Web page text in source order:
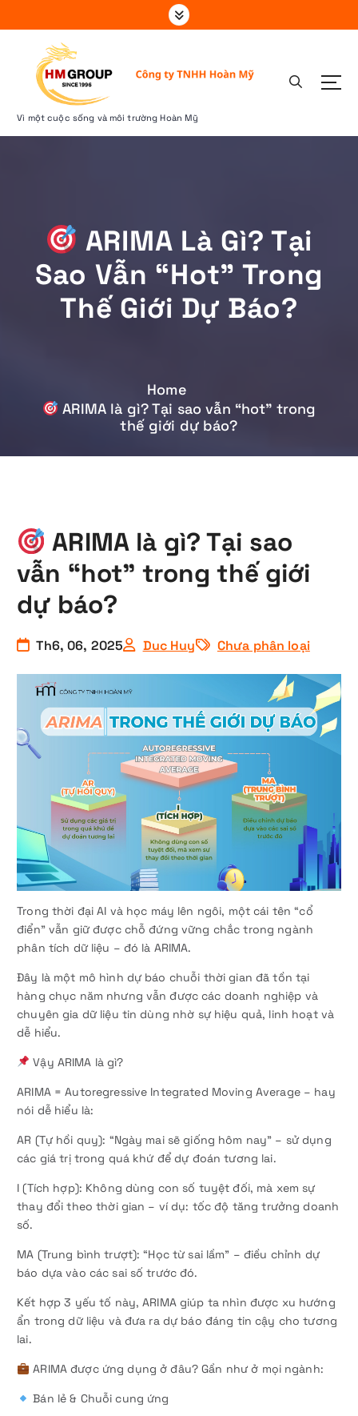
k
o
Vì một cuộc sống và môi trường Hoàn Mỹ
ARIMA Là Gì? Tại
Sao Vẫn “hot” Trong
Thế Giới Dự Báo?
Home
ARIMA là gì? Tại sao vẫn “hot” trong
thế giới dự báo?
ARIMA là gì? Tại sao
vẫn “hot” trong thế giới
dự báo?
Th6, 06, 2025 Duc Huy Chưa phân loại
Trong thời đại AI và học máy lên ngôi, một cái tên “cổ
điển” vẫn giữ được chỗ đứng vững chắc trong ngành
phân tích dữ liệu – đó là ARIMA.
Đây là một mô hình dự báo chuỗi thời gian đã tồn tại
hàng chục năm nhưng vẫn được các doanh nghiệp và
chuyên gia dữ liệu tin dùng nhờ sự hiệu quả, linh hoạt và
dễ hiểu.
Vậy ARIMA là gì?
ARIMA = Autoregressive Integrated Moving Average – hay
nói dễ hiểu là:
AR (Tự hồi quy): “Ngày mai sẽ giống hôm nay” – sử dụng
các giá trị trong quá khứ để dự đoán tương lai.
I (Tích hợp): Không dùng con số tuyệt đối, mà xem sự
thay đổi theo thời gian – ví dụ: tốc độ tăng trưởng doanh
số.
MA (Trung bình trượt): “Học từ sai lầm” – điều chỉnh dự
báo dựa vào các sai số trước đó.
Kết hợp 3 yếu tố này, ARIMA giúp ta nhìn được xu hướng
ẩn trong dữ liệu và đưa ra dự báo đáng tin cậy cho tương
lai.
ARIMA được ứng dụng ở đâu? Gần như ở mọi ngành:
Bán lẻ & Chuỗi cung ứng